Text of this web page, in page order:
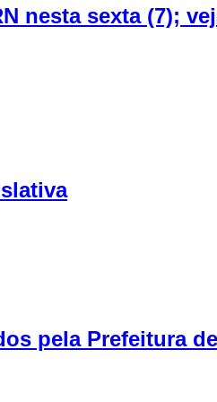
nesta sexta (7);
pela Prefeitura